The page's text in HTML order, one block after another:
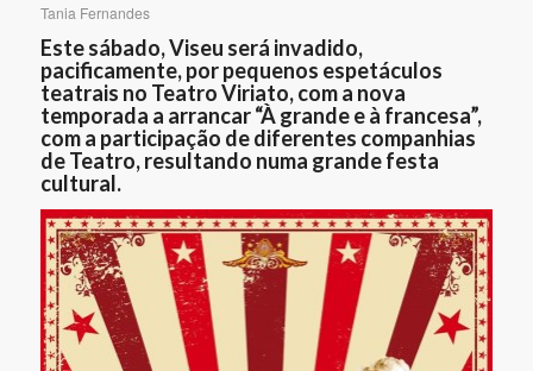
Tania Fernandes
Este sábado, Viseu será invadido,
pacificamente, por pequenos espetáculos
teatrais no Teatro Viriato, com a nova
temporada a arrancar “À grande e à francesa”,
com a participação de diferentes companhias
de Teatro, resultando numa grande festa
cultural.